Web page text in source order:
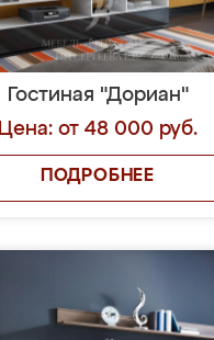
Гостиная "Дориан"
Цена: от 48 000 руб.
ПОДРОБНЕЕ